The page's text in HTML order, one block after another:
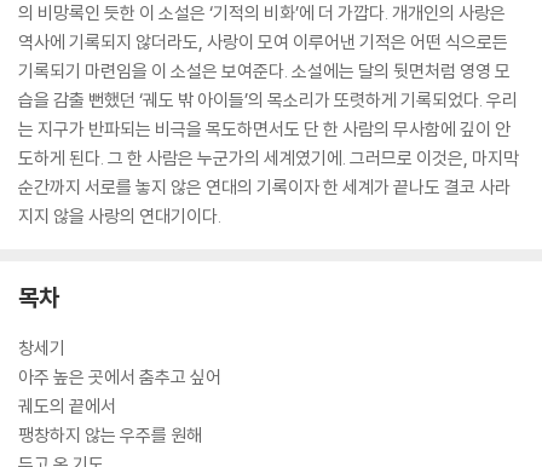
의 비망록인 듯한 이 소설은 ‘기적의 비화’에 더 가깝다. 개개인의 사랑은
역사에 기록되지 않더라도, 사랑이 모여 이루어낸 기적은 어떤 식으로든
기록되기 마련임을 이 소설은 보여준다. 소설에는 달의 뒷면처럼 영영 모
습을 감출 뻔했던 ‘궤도 밖 아이들’의 목소리가 또렷하게 기록되었다. 우리
는 지구가 반파되는 비극을 목도하면서도 단 한 사람의 무사함에 깊이 안
도하게 된다. 그 한 사람은 누군가의 세계였기에. 그러므로 이것은, 마지막
순간까지 서로를 놓지 않은 연대의 기록이자 한 세계가 끝나도 결코 사라
지지 않을 사랑의 연대기이다.
목차
창세기
아주 높은 곳에서 춤추고 싶어
궤도의 끝에서
팽창하지 않는 우주를 원해